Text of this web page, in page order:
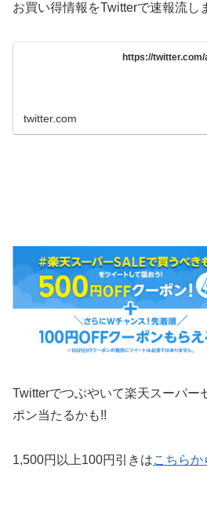
お買い得情報をTwitterで速報流し
https://
twitter.com
Twitterでつぶやいて楽天スーパー
ポン当たるかも!!
1,500円以上100円引きはこちらか